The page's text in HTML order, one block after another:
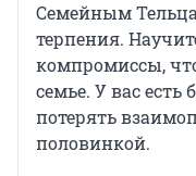
Семейным
терпения.
компромиссы,
семье. У вас
потерять
половинкой.